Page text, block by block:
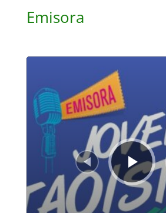
Emisora
Reproductor